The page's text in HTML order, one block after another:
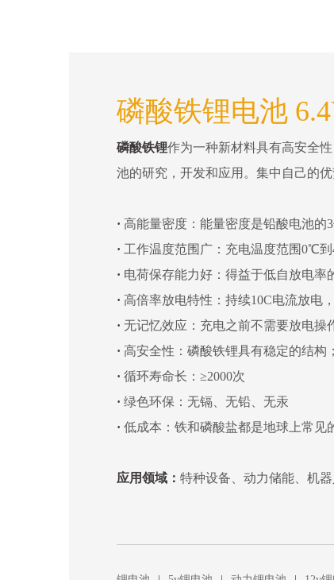
磷酸铁锂电池
磷酸铁锂作为一种新材料具有高安全
池的研究，开发和应用。集中自己的
· 高能量密度：能量密度是铅酸电池的
· 工作温度范围广：充电温度范围0℃
· 电荷保存能力好：得益于低自放电率
· 高倍率放电特性：持续10C电流放电
· 无记忆效应：充电之前不需要放电操
· 高安全性：磷酸铁锂具有稳定的结构
· 循环寿命长：≥2000次
· 绿色环保：无镉、无铅、无汞
· 低成本：铁和磷酸盐都是地球上常见
应用领域： 特种设备、动力储能、机